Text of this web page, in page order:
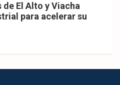
El Alto y Viacha
para acelerar su